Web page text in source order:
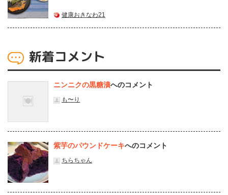
健康おきなわ21
新着コメント
ニンニクの黒糖漬へのコメント
も〜り
紫芋のパウンドケーキへのコメント
ちらちゃん